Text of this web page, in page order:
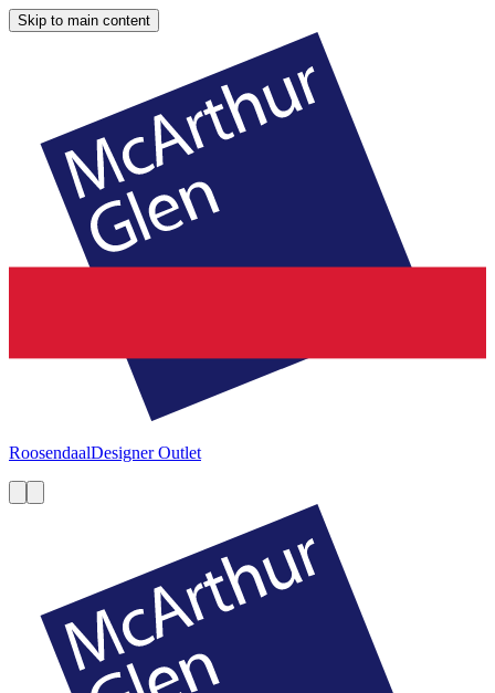
Skip to main content
RoosendaalDesigner Outlet